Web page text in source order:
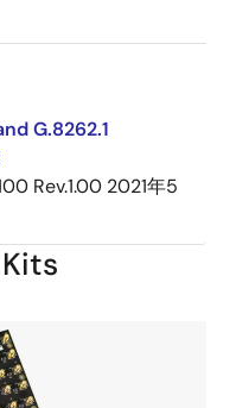
G.8262.1
Rev.1.00 2021年5